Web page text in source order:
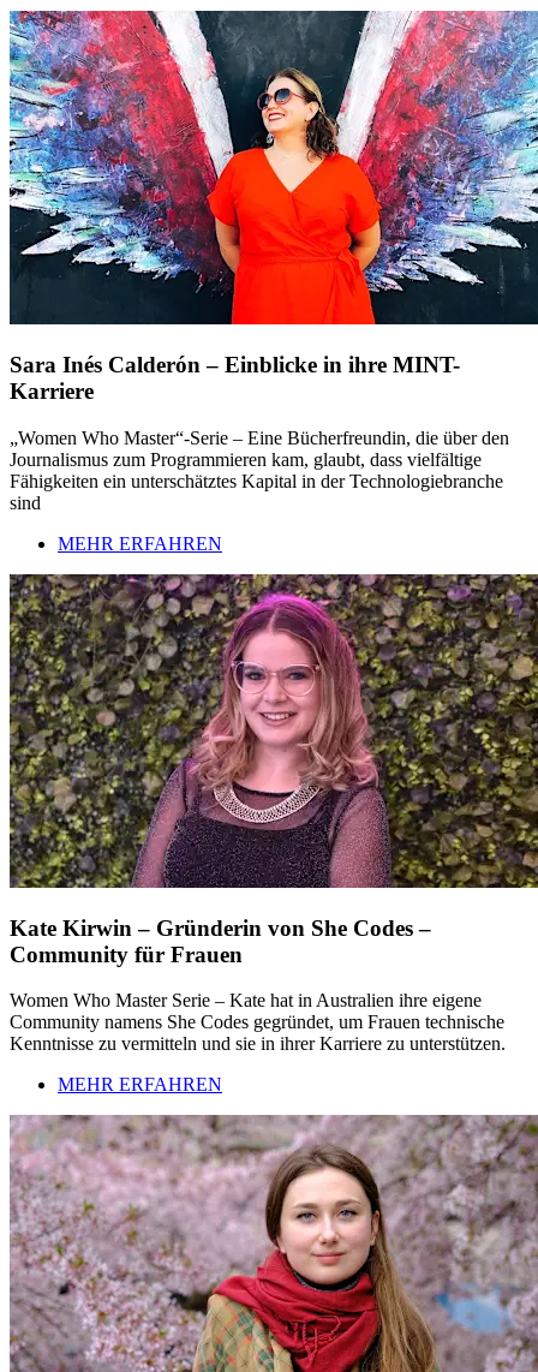
Sara Inés Calderón – Einblicke in ihre MINT-
Karriere
„Women Who Master“-Serie – Eine Bücherfreundin, die über den
Journalismus zum Programmieren kam, glaubt, dass vielfältige
Fähigkeiten ein unterschätztes Kapital in der Technologiebranche
sind
MEHR ERFAHREN
Kate Kirwin – Gründerin von She Codes –
Community für Frauen
Women Who Master Serie – Kate hat in Australien ihre eigene
Community namens She Codes gegründet, um Frauen technische
Kenntnisse zu vermitteln und sie in ihrer Karriere zu unterstützen.
MEHR ERFAHREN